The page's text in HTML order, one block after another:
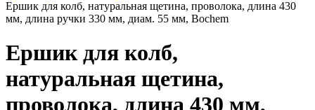
Ершик для колб, натуральная щетина, проволока, длина 430
мм, длина ручки 330 мм, диам. 55 мм, Bochem
Ершик для колб,
натуральная щетина,
проволока, длина 430 мм,